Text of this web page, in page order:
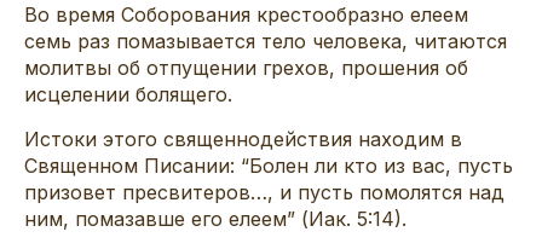
Во время Соборования крестообразно елеем
семь раз помазывается тело человека, читаются
молитвы об отпущении грехов, прошения об
исцелении болящего.
Истоки этого священнодействия находим в
Священном Писании: “Болен ли кто из вас, пусть
призовет пресвитеров…, и пусть помолятся над
ним, помазавше его елеем” (Иак. 5:14).